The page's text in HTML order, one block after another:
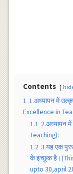
Contents
1 1.अध्यापन में
Excellence in
1.1 2.अध्यापन
Teaching):
1.2 3.यह एक
के इच्छुक
upto 30,april